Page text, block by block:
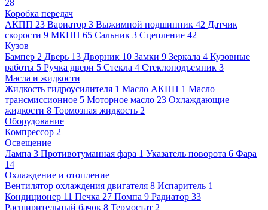
28
Коробка передач
АКПП 23 Вариатор 3 Выжимной подшипник 42 Датчик
скорости 9 МКПП 65 Сальник 3 Сцепление 42
Кузов
Бампер 2 Дверь 13 Дворник 10 Замки 9 Зеркала 4 Кузовные
работы 5 Ручка двери 5 Стекла 4 Стеклоподъемник 3
Масла и жидкости
Жидкость гидроусилителя 1 Масло АКПП 1 Масло
трансмиссионное 5 Моторное масло 23 Охлаждающие
жидкости 8 Тормозная жидкость 2
Оборудование
Компрессор 2
Освещение
Лампа 3 Противотуманная фара 1 Указатель поворота 6 Фара
14
Охлаждение и отопление
Вентилятор охлаждения двигателя 8 Испаритель 1
Кондиционер 11 Печка 27 Помпа 9 Радиатор 33
Расширительный бачок 8 Термостат 2